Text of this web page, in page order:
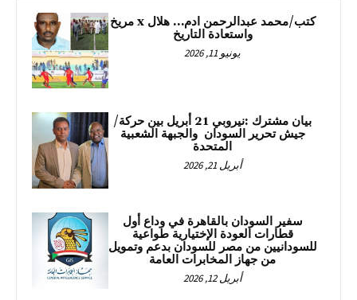
كتب/محمد عبدالرحمن ادم… هلال x مريخ
واستعادة التاريخ
يونيو 11, 2026
بيان مشترك :نيروبي 21 أبريل بين حركة/
جيش تحرير السودان والجبهة الشعبية
المتحدة
أبريل 21, 2026
سفير السودان بالقاهرة في وداع أول
قطارات العودة الإختيارية طواعية
للسودانيين من مصر للسودان بدعم وتمويل
من جهاز المخابرات العامة
أبريل 12, 2026